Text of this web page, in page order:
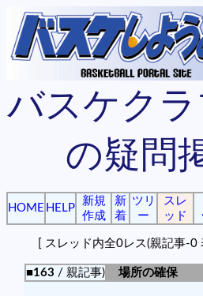
バスケク
の疑問
HOME HELP
新規
作成
新
着
ツリ
ー
スレ
ッド
[ スレッド内全0レス(親記事-
■163 / 親記事)
場所の確保